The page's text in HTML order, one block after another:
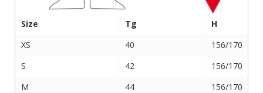
Size Tg
H
XS
40
156/170
S
42
156/170
M
44 156/170